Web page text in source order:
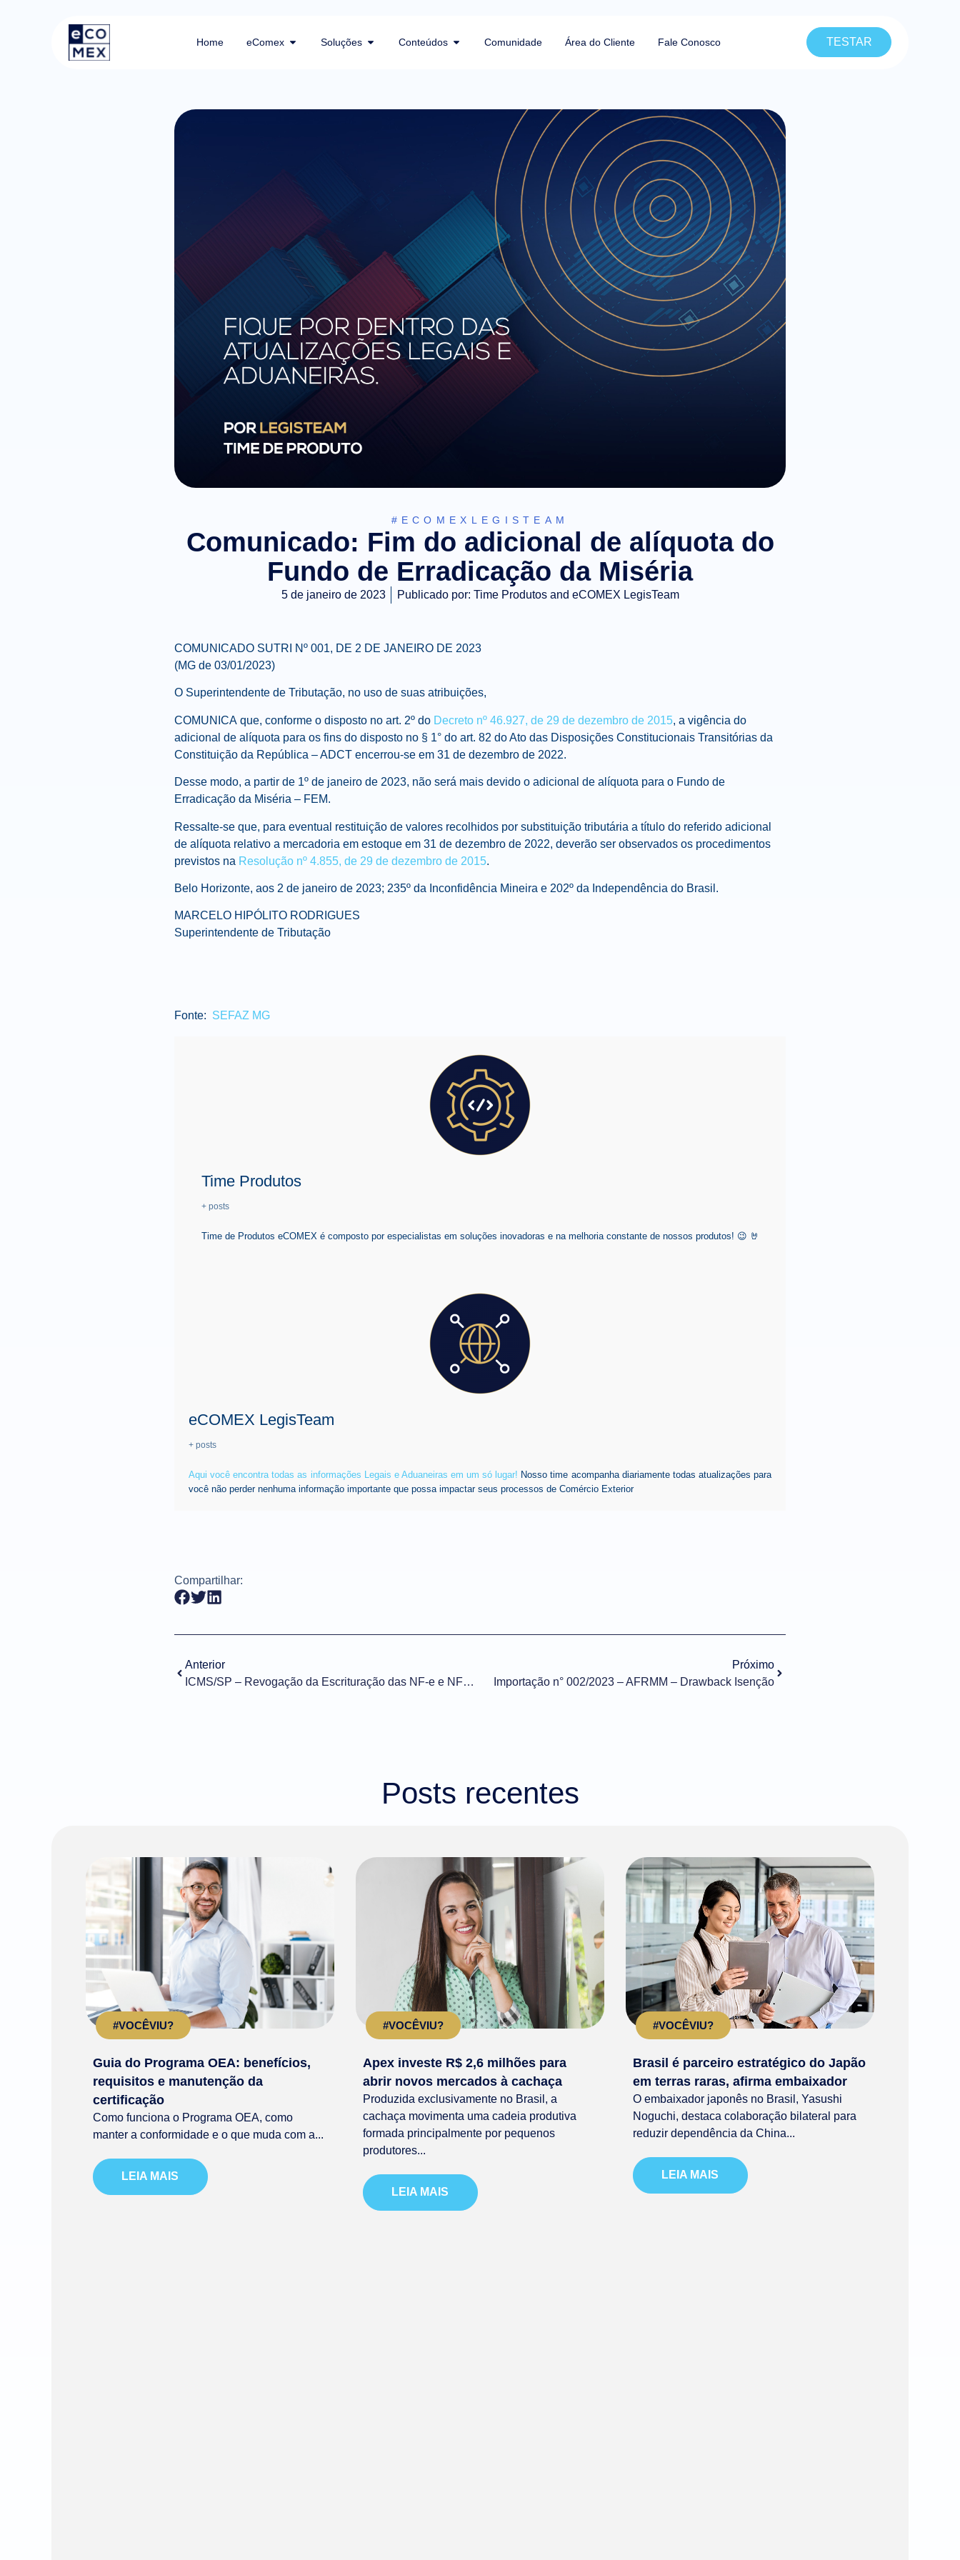
Home eComex Soluções Conteúdos Comunidade Área do Cliente Fale Conosco TESTAR
#ECOMEXLEGISTEAM
Comunicado: Fim do adicional de alíquota do
Fundo de Erradicação da Miséria
5 de janeiro de 2023 Publicado por: Time Produtos and eCOMEX LegisTeam
COMUNICADO SUTRI Nº 001, DE 2 DE JANEIRO DE 2023
(MG de 03/01/2023)
O Superintendente de Tributação, no uso de suas atribuições,
COMUNICA que, conforme o disposto no art. 2º do Decreto nº 46.927, de 29 de dezembro de 2015, a vigência do
adicional de alíquota para os fins do disposto no § 1° do art. 82 do Ato das Disposições Constitucionais Transitórias da
Constituição da República – ADCT encerrou-se em 31 de dezembro de 2022.
Desse modo, a partir de 1º de janeiro de 2023, não será mais devido o adicional de alíquota para o Fundo de
Erradicação da Miséria – FEM.
Ressalte-se que, para eventual restituição de valores recolhidos por substituição tributária a título do referido adicional
de alíquota relativo a mercadoria em estoque em 31 de dezembro de 2022, deverão ser observados os procedimentos
previstos na Resolução nº 4.855, de 29 de dezembro de 2015.
Belo Horizonte, aos 2 de janeiro de 2023; 235º da Inconfidência Mineira e 202º da Independência do Brasil.
MARCELO HIPÓLITO RODRIGUES
Superintendente de Tributação
Fonte: SEFAZ MG
Time Produtos
+ posts
Time de Produtos eCOMEX é composto por especialistas em soluções inovadoras e na melhoria constante de nossos produtos! 😉 🤘
eCOMEX LegisTeam
+ posts
Aqui você encontra todas as informações Legais e Aduaneiras em um só lugar! Nosso time acompanha diariamente todas atualizações para
você não perder nenhuma informação importante que possa impactar seus processos de Comércio Exterior
Compartilhar:
Anterior
ICMS/SP – Revogação da Escrituração das NF-e e NFC-e Denegadas e Inutilizadas
Próximo
Importação n° 002/2023 – AFRMM – Drawback Isenção
Posts recentes
#VOCÊVIU?
Guia do Programa OEA: benefícios,
requisitos e manutenção da
certificação
Como funciona o Programa OEA, como
manter a conformidade e o que muda com a...
LEIA MAIS
#VOCÊVIU?
Apex investe R$ 2,6 milhões para
abrir novos mercados à cachaça
Produzida exclusivamente no Brasil, a
cachaça movimenta uma cadeia produtiva
formada principalmente por pequenos
produtores...
LEIA MAIS
#VOCÊVIU?
Brasil é parceiro estratégico do Japão
em terras raras, afirma embaixador
O embaixador japonês no Brasil, Yasushi
Noguchi, destaca colaboração bilateral para
reduzir dependência da China...
LEIA MAIS